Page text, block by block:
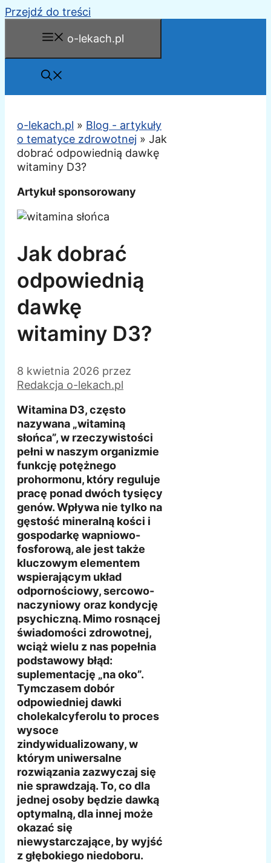
Przejdź do treści
o-lekach.pl
o-lekach.pl » Blog - artykuły
o tematyce zdrowotnej » Jak
dobrać odpowiednią dawkę
witaminy D3?
Artykuł sponsorowany
Jak dobrać
odpowiednią
dawkę
witaminy D3?
8 kwietnia 2026 przez
Redakcja o-lekach.pl
Witamina D3, często
nazywana „witaminą
słońca”, w rzeczywistości
pełni w naszym organizmie
funkcję potężnego
prohormonu, który reguluje
pracę ponad dwóch tysięcy
genów. Wpływa nie tylko na
gęstość mineralną kości i
gospodarkę wapniowo-
fosforową, ale jest także
kluczowym elementem
wspierającym układ
odpornościowy, sercowo-
naczyniowy oraz kondycję
psychiczną. Mimo rosnącej
świadomości zdrowotnej,
wciąż wielu z nas popełnia
podstawowy błąd:
suplementację „na oko”.
Tymczasem dobór
odpowiedniej dawki
cholekalcyferolu to proces
wysoce
zindywidualizowany, w
którym uniwersalne
rozwiązania zazwyczaj się
nie sprawdzają. To, co dla
jednej osoby będzie dawką
optymalną, dla innej może
okazać się
niewystarczające, by wyjść
z głębokiego niedoboru.